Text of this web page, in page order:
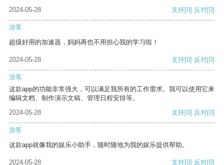
2024-05-28
支持[0] 反对[0]
游客
超级好用的加速器，妈妈再也不用担心我的学习啦！
2024-05-28 支持[0] 反对[0]
游客
这款app的功能非常强大，可以满足我所有的工作需求。我可以使用它来
编辑文档、制作演示文稿、管理日程安排等。
2024-05-28
支持[0] 反对[0]
游客
这款app就像我的娱乐小助手，随时随地为我的娱乐提供帮助。
2024-05-28 支持[0] 反对[0]